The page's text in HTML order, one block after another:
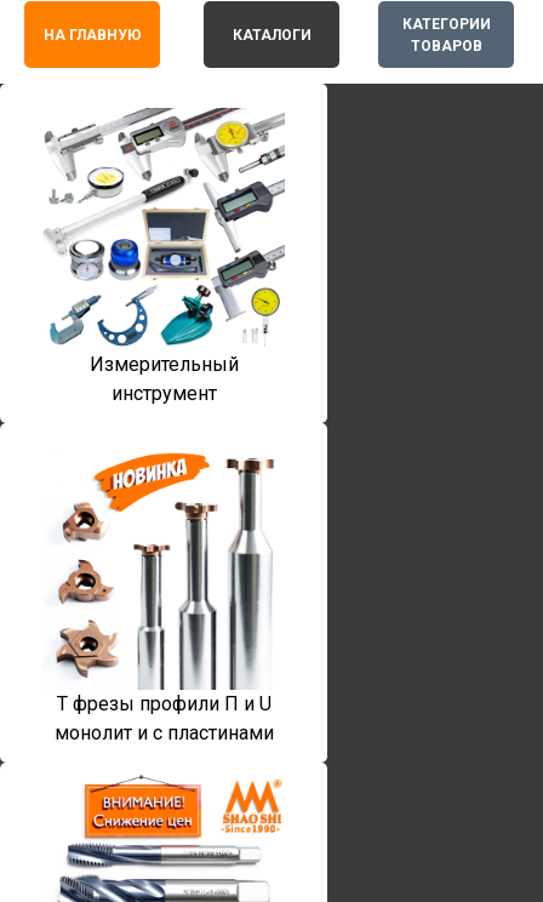
КАТЕГОРИИ
ТОВАРОВ
НА ГЛАВНУЮ КАТАЛОГИ
Измерительный
инструмент
T фрезы профили П и U
монолит и с пластинами